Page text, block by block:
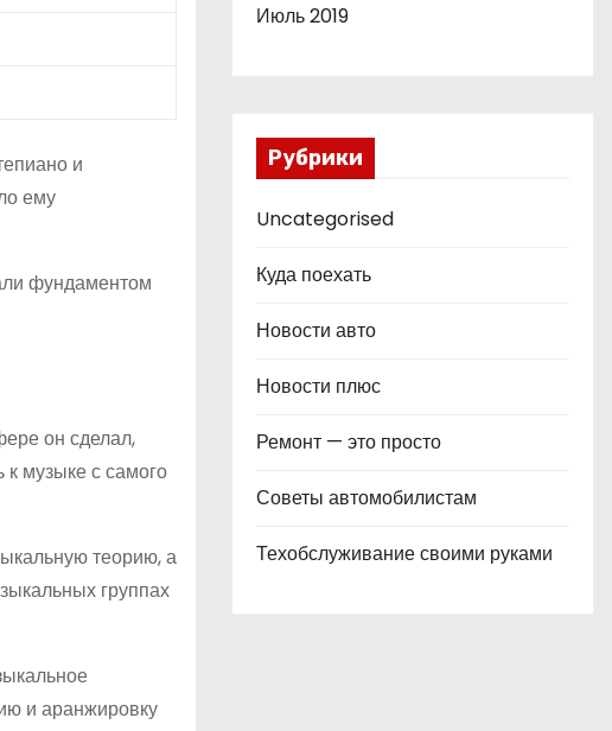
и
ему
фундаментом
он сделал,
музыке с самого
теорию, а
группах
и аранжировку
Июль 2019
Рубрики
Uncategorised
Куда поехать
Новости авто
Новости плюс
Ремонт — это просто
Советы автомобилистам
Техобслуживание своими руками